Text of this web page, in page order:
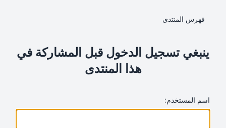
فهرس المنتدى
ينبغي تسجيل الدخول قبل المشاركة في
هذا المنتدى
اسم المستخدم: